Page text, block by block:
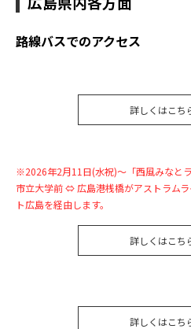
路線バスでのアクセス
詳しくはこち
※2026年2月11日(水祝)～「西風みなと
市立大学前 ⇔ 広島港桟橋がアストラム
ト広島を経由します。
詳しくはこち
詳しくはこち